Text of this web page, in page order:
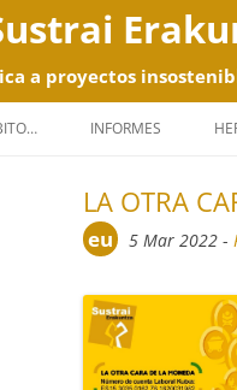
a proyectos
INFORMES
LA OTRA
eu 5 Mar 2022 -